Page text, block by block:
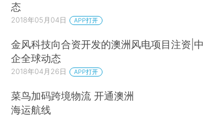
态
2018年05月04日 APP打开
金风科技向合资开发的澳洲风电项目注资|中
企全球动态
2018年04月26日 APP打开
菜鸟加码跨境物流 开通澳洲
海运航线